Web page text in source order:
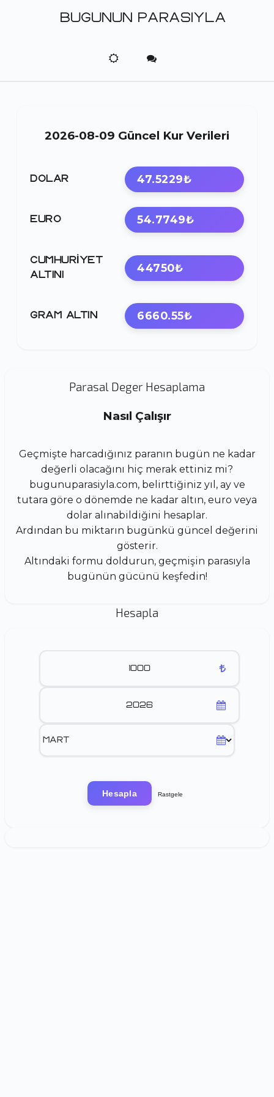
BUGUNUN PARASIYLA
2026-08-09 Güncel Kur Verileri
DOLAR 47.5229₺
EURO 54.7749₺
CUMHURIYET
ALTINI
44750₺
GRAM ALTIN 6660.55₺
Parasal Deger Hesaplama
Nasıl Çalışır
Geçmişte harcadığınız paranın bugün ne kadar
değerli olacağını hiç merak ettiniz mi?
bugunuparasiyla.com, belirttiğiniz yıl, ay ve
tutara göre o dönemde ne kadar altın, euro veya
dolar alınabildiğini hesaplar.
Ardından bu miktarın bugünkü güncel değerini
gösterir.
Altındaki formu doldurun, geçmişin parasıyla
bugünün gücünü keşfedin!
Hesapla
Hesapla Rastgele